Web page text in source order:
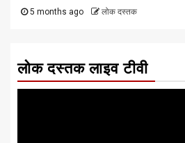
5 months ago लोक दस्तक
लोक दस्तक लाइव टीवी